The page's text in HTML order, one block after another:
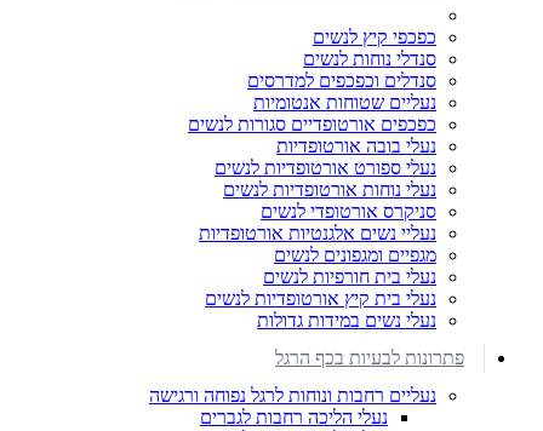
כפכפי קיץ לנשים
סנדלי נוחות לנשים
סנדלים וכפכפים למדרסים
נעליים שטוחות אנטומיות
כפכפים אורטופדיים סגורות לנשים
נעלי בובה אורטופדיות
נעלי ספורט אורטופדיות לנשים
נעלי נוחות אורטופדיות לנשים
סניקרס אורטופדי לנשים
נעליי נשים אלגנטיות אורטופדיות
מגפיים ומגפונים לנשים
נעלי בית חורפיות לנשים
נעלי בית קיץ אורטופדיות לנשים
נעלי נשים במידות גדולות
פתרונות לבעיות בכף הרגל
נעליים רחבות ונוחות לרגל נפוחה ורגישה
נעלי הליכה רחבות לגברים